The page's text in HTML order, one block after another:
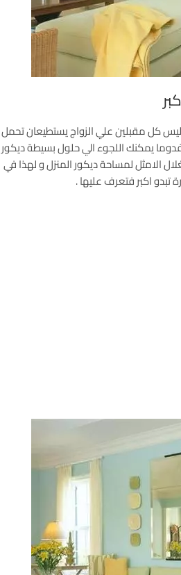
كل مقبلين علي الزواج يستطيعان تحمل
يمكنك اللجوء الي حلول بسيطة ديكور
الامثل لمساحة ديكور المنزل و لهذا في
اكبر فتعرف عليها .